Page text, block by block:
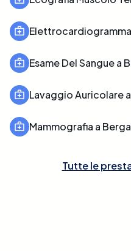
Esame Del Sangue a
Lavaggio Auricolare
Mammografia a
Tutte le